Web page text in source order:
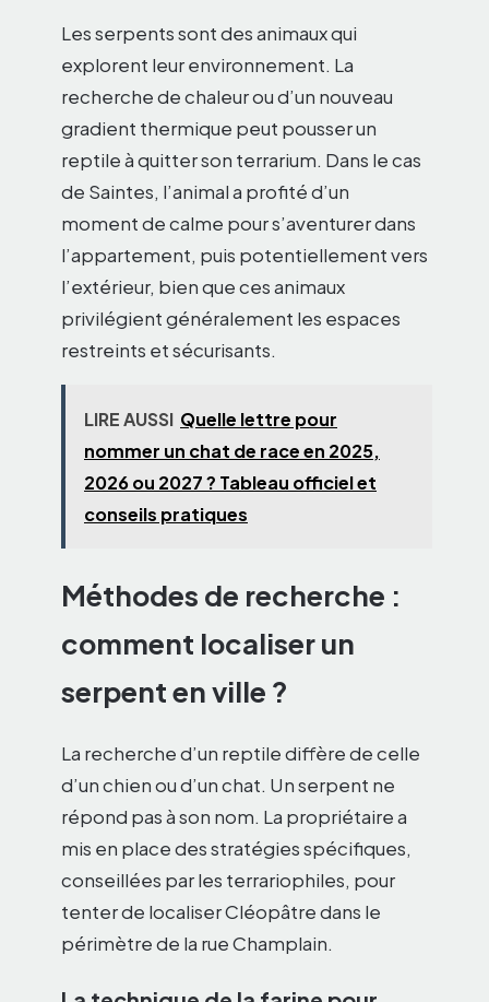
Les serpents sont des animaux qui
explorent leur environnement. La
recherche de chaleur ou d’un nouveau
gradient thermique peut pousser un
reptile à quitter son terrarium. Dans le cas
de Saintes, l’animal a profité d’un
moment de calme pour s’aventurer dans
l’appartement, puis potentiellement vers
l’extérieur, bien que ces animaux
privilégient généralement les espaces
restreints et sécurisants.
LIRE AUSSI Quelle lettre pour
nommer un chat de race en 2025,
2026 ou 2027 ? Tableau officiel et
conseils pratiques
Méthodes de recherche :
comment localiser un
serpent en ville ?
La recherche d’un reptile diffère de celle
d’un chien ou d’un chat. Un serpent ne
répond pas à son nom. La propriétaire a
mis en place des stratégies spécifiques,
conseillées par les terrariophiles, pour
tenter de localiser Cléopâtre dans le
périmètre de la rue Champlain.